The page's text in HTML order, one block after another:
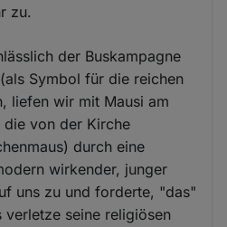
zu.
der Buskampagne
Symbol für die reichen
liefen wir mit Mausi am
von der Kirche
durch eine
wirkender, junger
uns zu und forderte, "das"
verletze seine religiösen